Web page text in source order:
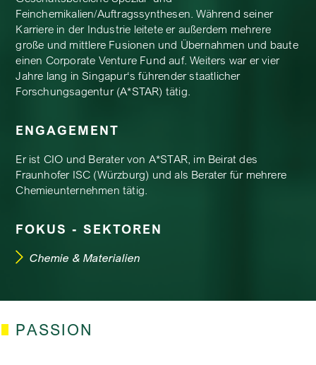
Feinchemikalien/Auftragssynthesen. Während seiner
Karriere in der Industrie leitete er außerdem mehrere
große und mittlere Fusionen und Übernahmen und baute
einen Corporate Venture Fund auf. Weiters war er vier
Jahre lang in Singapur‘s führender staatlicher
Forschungsagentur (A*STAR) tätig.
ENGAGEMENT
Er ist CIO und Berater von A*STAR, im Beirat des
Fraunhofer ISC (Würzburg) und als Berater für mehrere
Chemieunternehmen tätig.
FOKUS - SEKTOREN
Chemie & Materialien
PASSION